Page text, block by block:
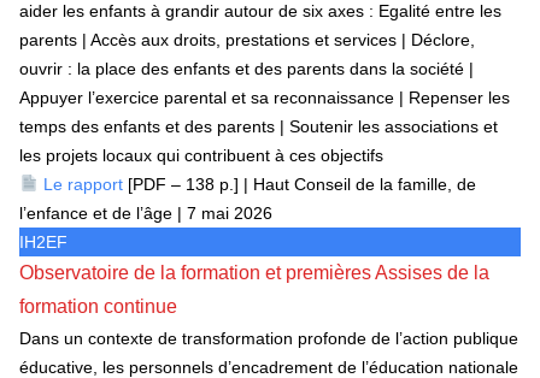
aider les enfants à grandir autour de six axes : Egalité entre les
parents | Accès aux droits, prestations et services | Déclore,
ouvrir : la place des enfants et des parents dans la société |
Appuyer l’exercice parental et sa reconnaissance | Repenser les
temps des enfants et des parents | Soutenir les associations et
les projets locaux qui contribuent à ces objectifs
Le rapport[PDF – 138 p.] | Haut Conseil de la famille, de
l’enfance et de l’âge | 7 mai 2026
IH2EF
Observatoire de la formation et premières Assises de la
formation continue
Dans un contexte de transformation profonde de l’action publique
éducative, les personnels d’encadrement de l’éducation nationale